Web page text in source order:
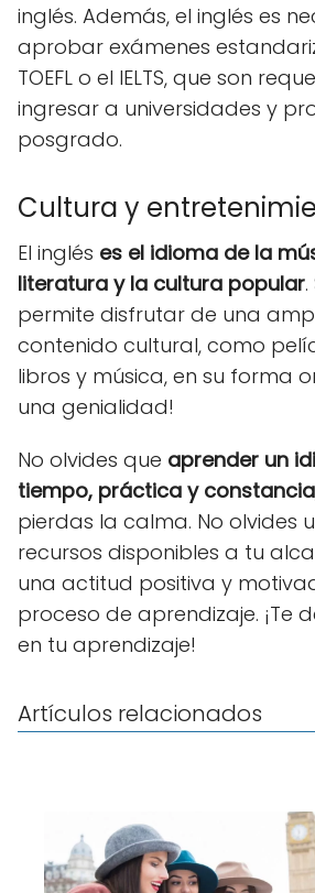
inglés. Además, el inglés es
aprobar exámenes
TOEFL o el IELTS, que son
ingresar a universidades y
posgrado.
Cultura y
El inglés es el idioma de la
literatura y la cultura popular
permite disfrutar de una
contenido cultural, como
libros y música, en su forma
una genialidad!
No olvides que aprender un
tiempo, práctica y constancia
pierdas la calma. No olvides
recursos disponibles a tu
una actitud positiva y
proceso de aprendizaje. ¡Te
en tu aprendizaje!
Artículos relacionados